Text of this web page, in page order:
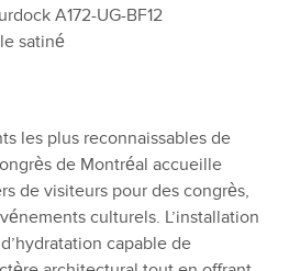
A172-UG-BF12
satiné
les plus reconnaissables de
de Montréal accueille
de visiteurs pour des congrès,
culturels. L’installation
capable de